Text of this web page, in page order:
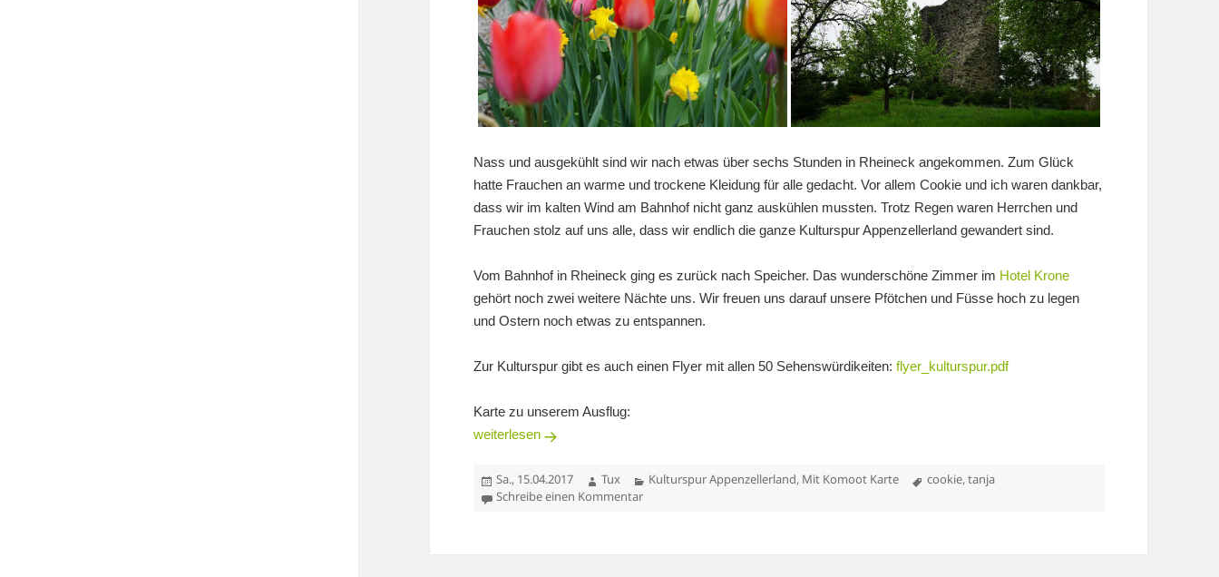
Nass und ausgekühlt sind wir nach etwas über sechs Stunden in Rheineck angekommen. Zum Glück
hatte Frauchen an warme und trockene Kleidung für alle gedacht. Vor allem Cookie und ich waren dankbar,
dass wir im kalten Wind am Bahnhof nicht ganz auskühlen mussten. Trotz Regen waren Herrchen und
Frauchen stolz auf uns alle, dass wir endlich die ganze Kulturspur Appenzellerland gewandert sind.
Vom Bahnhof in Rheineck ging es zurück nach Speicher. Das wunderschöne Zimmer im Hotel Krone
gehört noch zwei weitere Nächte uns. Wir freuen uns darauf unsere Pfötchen und Füsse hoch zu legen
und Ostern noch etwas zu entspannen.
Zur Kulturspur gibt es auch einen Flyer mit allen 50 Sehenswürdikeiten: flyer_kulturspur.pdf
Karte zu unserem Ausflug:
Kulturspur Appenzellerland – Etappe 3
weiterlesen
Veröffentlicht
am
Sa., 15.04.2017 Autor
Tux Kategorien
Kulturspur Appenzellerland, Mit Komoot Karte Schlagwörter
cookie,tanja
Schreibe einen Kommentarzu Kulturspur Appenzellerland – Etappe 3